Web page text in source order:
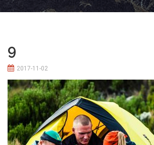
9
2017-11-02